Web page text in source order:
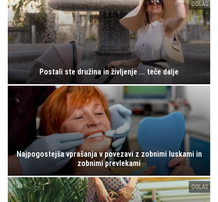
OGLAS
Postali ste družina in življenje ... teče dalje
Najpogostejša vprašanja v povezavi z zobnimi luskami in
zobnimi prevlekami
OGLAS